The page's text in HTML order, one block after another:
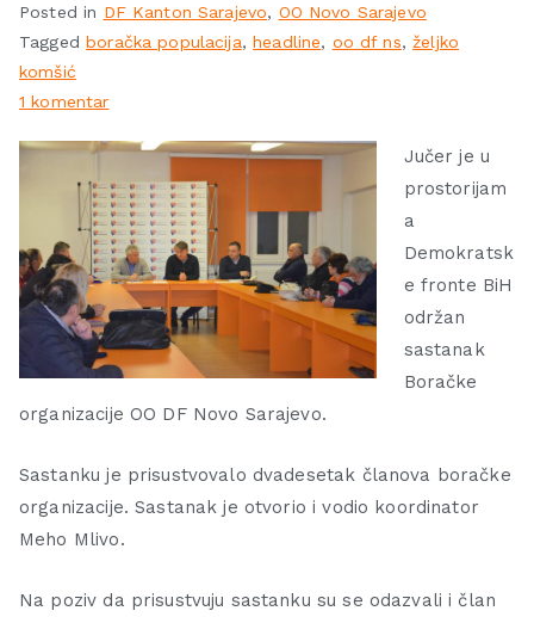
Posted in DF Kanton Sarajevo, OO Novo Sarajevo
Taggedboračka populacija,headline, oo df ns,željko
komšić
1 komentar
Jučer je u
prostorijam
a
Demokratsk
e fronte BiH
održan
sastanak
Boračke
organizacije OO DF Novo Sarajevo.
Sastanku je prisustvovalo dvadesetak članova boračke
organizacije. Sastanak je otvorio i vodio koordinator
Meho Mlivo.
Na poziv da prisustvuju sastanku su se odazvali i član